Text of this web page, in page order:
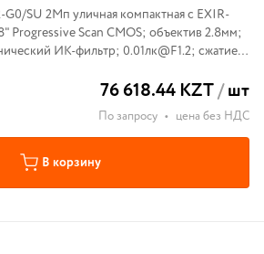
SU 2Мп уличная компактная с EXIR-
Progressive Scan CMOS; объектив 2.8мм;
ИК-фильтр; 0.01лк@F1.2; сжатие
76 618.44 KZT/шт
По запросу • цена без НДС
В корзину